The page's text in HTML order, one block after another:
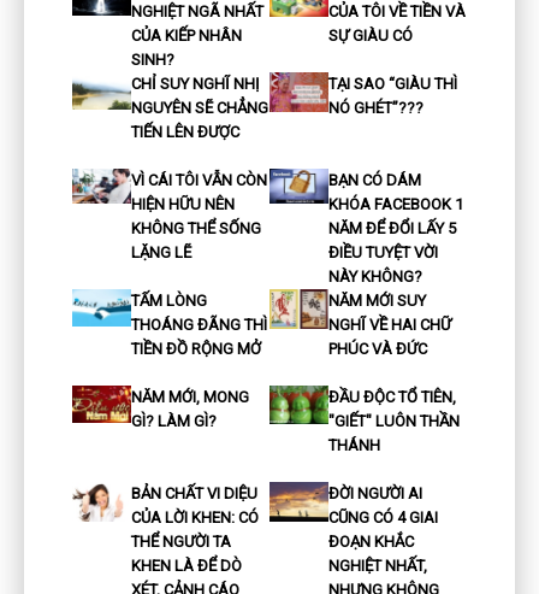
NGHIỆT NGÃ NHẤT
CỦA KIẾP NHÂN
SINH?
CỦA TÔI VỀ TIỀN VÀ
SỰ GIÀU CÓ
CHỈ SUY NGHĨ NHỊ
NGUYÊN SẼ CHẲNG
TIẾN LÊN ĐƯỢC
TẠI SAO “GIÀU THÌ
NÓ GHÉT”???
VÌ CÁI TÔI VẪN CÒN
HIỆN HỮU NÊN
KHÔNG THỂ SỐNG
LẶNG LẼ
BẠN CÓ DÁM
KHÓA FACEBOOK 1
NĂM ĐỂ ĐỔI LẤY 5
ĐIỀU TUYỆT VỜI
NÀY KHÔNG?
TẤM LÒNG
THOÁNG ĐÃNG THÌ
TIỀN ĐỒ RỘNG MỞ
NĂM MỚI SUY
NGHĨ VỀ HAI CHỮ
PHÚC VÀ ĐỨC
NĂM MỚI, MONG
GÌ? LÀM GÌ?
ĐẦU ĐỘC TỔ TIÊN,
"GIẾT" LUÔN THẦN
THÁNH
BẢN CHẤT VI DIỆU
CỦA LỜI KHEN: CÓ
THỂ NGƯỜI TA
KHEN LÀ ĐỂ DÒ
XÉT, CẢNH CÁO
ĐỜI NGƯỜI AI
CŨNG CÓ 4 GIAI
ĐOẠN KHẮC
NGHIỆT NHẤT,
NHƯNG KHÔNG